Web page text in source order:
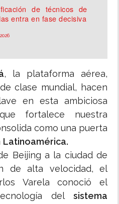
de técnicos de
entra en fase decisiva
, la plataforma aérea,
clase mundial, hacen
en esta ambiciosa
fortalece nuestra
como una puerta
Latinoamérica.
Beijing a la ciudad de
de alta velocidad, el
Varela conoció el
del sistema